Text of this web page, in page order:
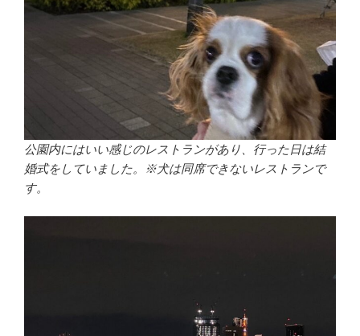
公園内にはいい感じのレストランがあり、行った日は結
婚式をしていました。※犬は同席できないレストランで
す。